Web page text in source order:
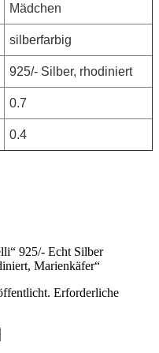
Mädchen
silberfarbig
925/- Silber, rhodiniert
0.7
0.4
925/- Echt Silber
Marienkäfer“
Erforderliche